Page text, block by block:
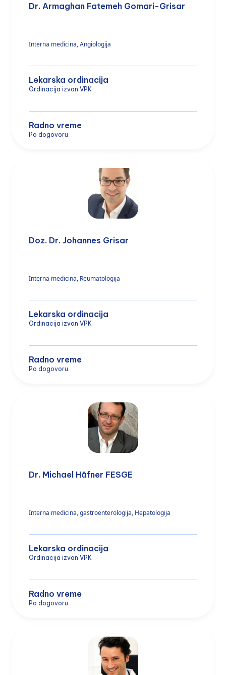
Dr. Armaghan Fatemeh Gomari-Grisar
Interna medicina, Angiologija
Lekarska ordinacija
Ordinacija izvan VPK
Radno vreme
Po dogovoru
Doz. Dr. Johannes Grisar
Interna medicina, Reumatologija
Lekarska ordinacija
Ordinacija izvan VPK
Radno vreme
Po dogovoru
Dr. Michael Häfner FESGE
Interna medicina, gastroenterologija, Hepatologija
Lekarska ordinacija
Ordinacija izvan VPK
Radno vreme
Po dogovoru